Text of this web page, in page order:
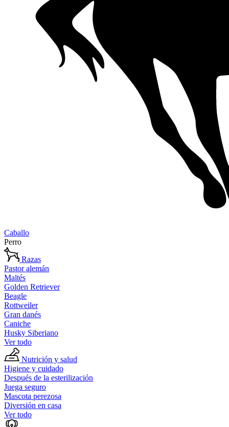
Caballo
Perro
Razas
Pastor alemán
Maltés
Golden Retriever
Beagle
Rottweiler
Gran danés
Caniche
Husky Siberiano
Ver todo
Nutrición y salud
Higiene y cuidado
Después de la esterilización
Juega seguro
Mascota perezosa
Diversión en casa
Ver todo